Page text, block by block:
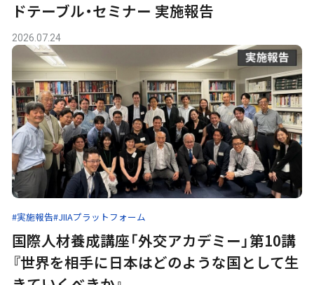
ドテーブル・セミナー 実施報告
2026.07.24
#実施報告#JIIAプラットフォーム
国際人材養成講座「外交アカデミー」第10講
『世界を相手に日本はどのような国として生